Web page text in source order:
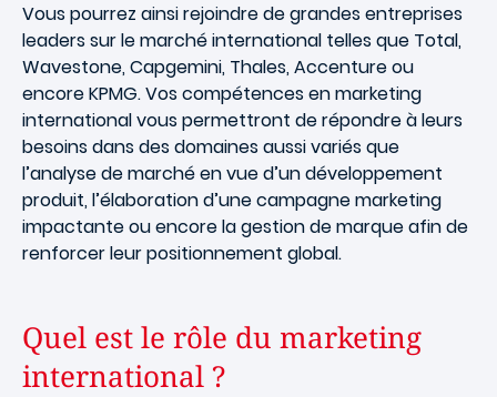
Vous pourrez ainsi rejoindre de grandes entreprises
leaders sur le marché international telles que Total,
Wavestone, Capgemini, Thales, Accenture ou
encore KPMG. Vos compétences en marketing
international vous permettront de répondre à leurs
besoins dans des domaines aussi variés que
l’analyse de marché en vue d’un développement
produit, l’élaboration d’une campagne marketing
impactante ou encore la gestion de marque afin de
renforcer leur positionnement global.
Quel est le rôle du marketing
international ?